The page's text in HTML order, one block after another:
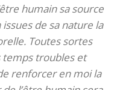
humain sa source
de sa nature la
Toutes sortes
temps troubles et
renforcer en moi la